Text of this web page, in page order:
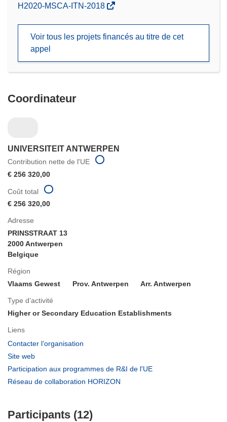
(s’ouvre
nouvelle
fenêtre)
H2020-MSCA-ITN-2018
Voir tous les projets financés au titre de cet
appel
Coordinateur
UNIVERSITEIT ANTWERPEN
Contribution nette de l'UE
€ 256 320,00
Adresse
PRINSSTRAAT 13
2000 Antwerpen
Belgique
Région
Vlaams Gewest
Prov. Antwerpen Arr. Antwerpen
Type d’activité
Higher or Secondary Education Establishments
Liens
Contacter l’organisation
fenêtre)
Site web
dans
une
Participation aux programmes de R&I de l'UE
Réseau de collaboration HORIZON
Coût total
€ 256 320,00
Participants (12)